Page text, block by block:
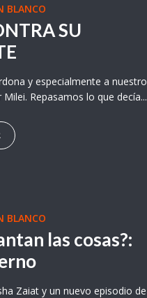
BLANCO
SU
y especialmente a nuestro
Milei. Repasamos lo que decía...
BLANCO
las cosas?:
Zaiat y un nuevo episodio de